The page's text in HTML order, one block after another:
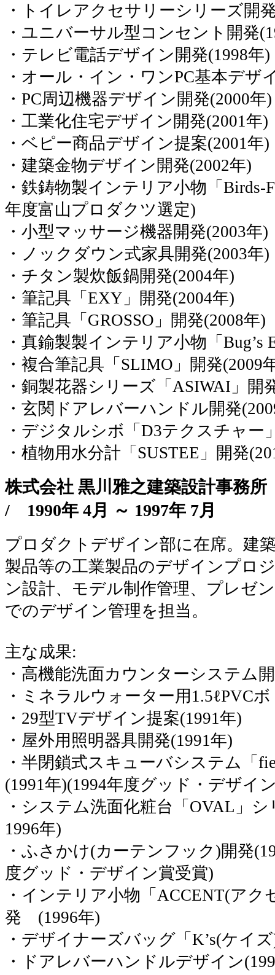
・トイレアクセサリーシリーズ開
・ユニバーサル型コンセント開発
・テレビ電話デザイン開発(1998年)
・オール・イン・ワンPC基本デザ
・PC周辺機器デザイン開発(2000年)
・工業化住宅デザイン開発(2001年)
・ベピー商品デザイン提案(2001年)
・建築金物デザイン開発(2002年)
・鉄鋳物製インテリア小物「Birds-
年度富山プロダクツ選定)
・小型マッサージ機器開発(2003年)
・ノックダウン式家具開発(2003年)
・チタン製炊飯鍋開発(2004年)
・筆記具「EXY」開発(2004年)
・筆記具「GROSSO」開発(2008年)
・真鍮製製インテリア小物「Bug’s
・複合筆記具「SLIMO」開発(2009
・銅製花器シリーズ「ASIWAI」
・玄関ドアレバーハンドル開発
・デジタルシボ「D3テクスチャー
・植物用水分計「SUSTEE」開発
株式会社 黒川雅之建築設計事務
/ 1990年 4月 ～ 1997年 7月
プロダクトデザイン部に在席。建
製品等の工業製品のデザインプロ
ン設計、モデル制作管理、プレゼ
でのデザイン管理を担当。
主な成果:
・高機能洗面カウンターシステム
・ミネラルウォーター用1.5ℓPVC
・29型TVデザイン提案(1991年)
・屋外用照明器具開発(1991年)
・半閉鎖式スキューバシステム
(1991年)(1994年度グッド・デザイ
・システム洗面化粧台「OVAL」
1996年)
・ふさかけ(カーテンフック)開発
度グッド・デザイン賞受賞)
・インテリア小物「ACCENT(アク
発 (1996年)
・デザイナーズバッグ「K’s(ケイ
・ドアレバーハンドルデザイン